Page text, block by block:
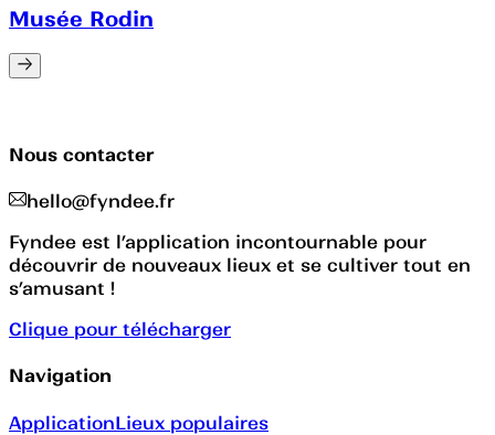
Musée Rodin
Nous contacter
hello@fyndee.fr
Fyndee est l’application incontournable pour
découvrir de nouveaux lieux et se cultiver tout en
s’amusant !
Clique pour télécharger
Navigation
ApplicationLieux populaires